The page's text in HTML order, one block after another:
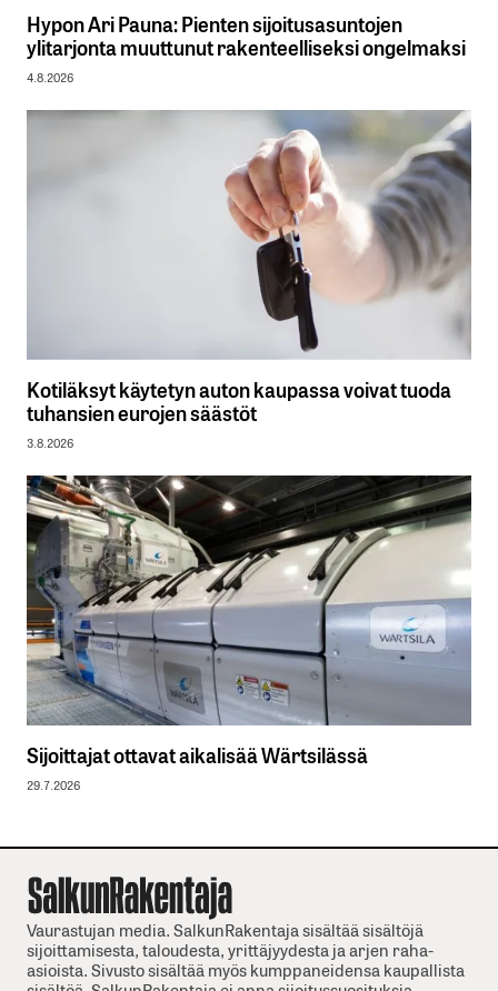
Hypon Ari Pauna: Pienten sijoitusasuntojen
ylitarjonta muuttunut rakenteelliseksi ongelmaksi
4.8.2026
Kotiläksyt käytetyn auton kaupassa voivat tuoda
tuhansien eurojen säästöt
3.8.2026
Sijoittajat ottavat aikalisää Wärtsilässä
29.7.2026
Vaurastujan media. SalkunRakentaja sisältää sisältöjä
sijoittamisesta, taloudesta, yrittäjyydesta ja arjen raha-
asioista. Sivusto sisältää myös kumppaneidensa kaupallista